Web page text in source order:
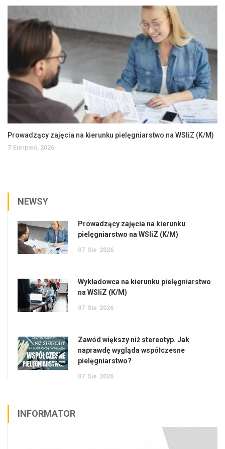
Prowadzący zajęcia na kierunku pielęgniarstwo na WSIiZ (K/M)
7 Sierpień, 2026
NEWSY
Prowadzący zajęcia na kierunku
pielęgniarstwo na WSIiZ (K/M)
07 Sie 2026
Wykładowca na kierunku pielęgniarstwo
na WSIiZ (K/M)
07 Sie 2026
Zawód większy niż stereotyp. Jak
naprawdę wygląda współczesne
pielęgniarstwo?
07 Sie 2026
INFORMATOR